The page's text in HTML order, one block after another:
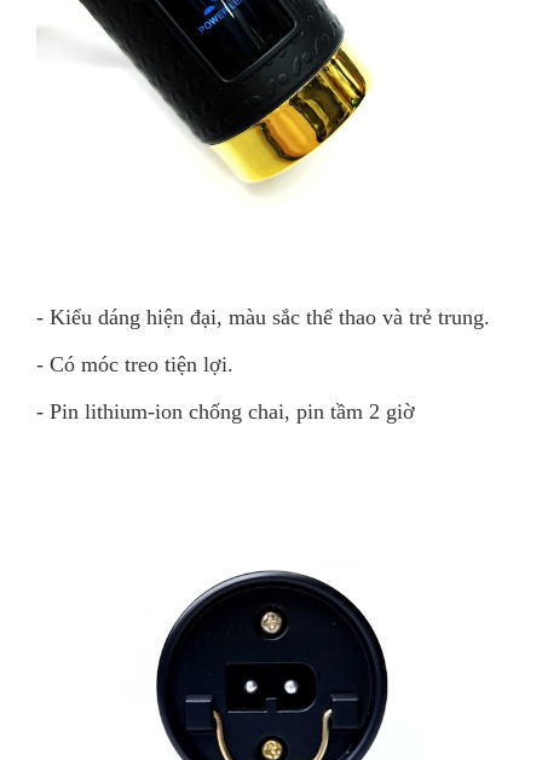
- Kiểu dáng hiện đại, màu sắc thể thao và trẻ trung.
- Có móc treo tiện lợi.
- Pin lithium-ion chống chai, pin tầm 2 giờ